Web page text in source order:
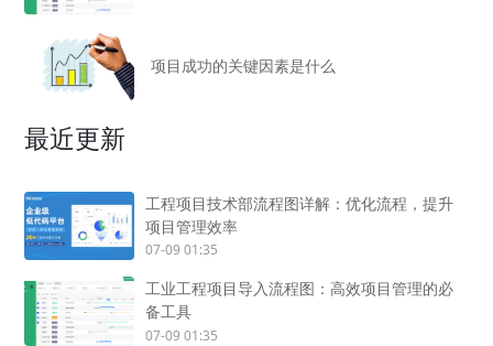
项目成功的关键因素是什么
最近更新
工程项目技术部流程图详解：优化流程，提升
项目管理效率
07-09 01:35
工业工程项目导入流程图：高效项目管理的必
备工具
07-09 01:35